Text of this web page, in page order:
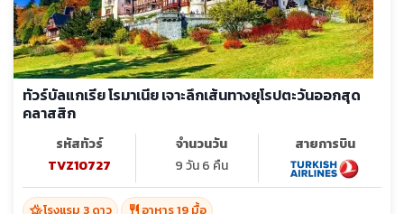
ทัวร์บัลแกเรีย โรมาเนีย เจาะลึกเส้นทางยุโรปตะวันออกสุด
คลาสสิก
รหัสทัวร์
TVZ10727
จำนวนวัน
9 วัน 6 คืน
สายการบิน
hotel_classโรงแรม 3 ดาว restaurant อาหาร 19 มื้อ